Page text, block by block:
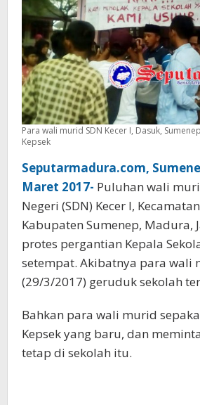
Para wali murid SDN Kecer I, Dasuk,
Kepsek
Seputarmadura.com,
Maret 2017- Puluhan wali
Negeri (SDN) Kecer I,
Kabupaten Sumenep, Madura,
protes pergantian Kepala
setempat. Akibatnya para wali
(29/3/2017) geruduk sekolah
Bahkan para wali murid
Kepsek yang baru, dan
tetap di sekolah itu.